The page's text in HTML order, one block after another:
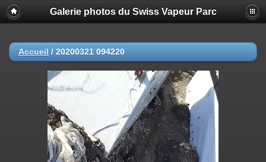
Galerie photos du Swiss Vapeur Parc
Accueil / 20200321 094220